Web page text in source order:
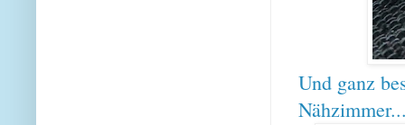
Und ganz